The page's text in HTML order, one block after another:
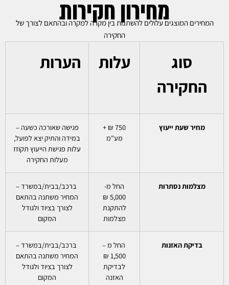
מחירון חקירות
המחירים המוצגים עלולים להשתנות בין מקרה למקרה ובהתאם לצורך של
החקירה
סוג
החקירה
עלות הערות
מחיר שעת ייעוץ
750 ₪ +
מע"מ
פגישה שאורכה כשעה –
במידה והתיק יצא לפועל,
עלות פגישת הייעוץ תקוזז
מעלות החקירה
מצלמות נסתרות
החל מ-
5,000 ₪
להתקנת
מצלמות
ברכב/בבית/במשרד –
המחיר משתנה בהתאם
לצורך בציוד ולגודל
המקום
בדיקת האזנות
החל מ –
1,500 ₪
לבדיקת
האזנה
ברכב/בבית/במשרד –
המחיר משתנה בהתאם
לצורך בציוד ולגודל
המקום